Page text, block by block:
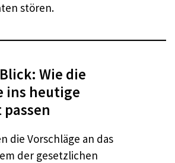
stören.
Wie die
ins heutige
die Vorschläge an das
der gesetzlichen